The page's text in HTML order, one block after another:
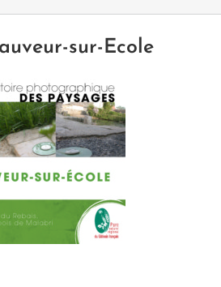
sur-Ecole